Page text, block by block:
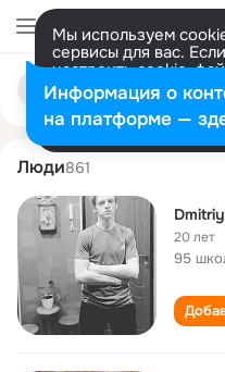
Мы используем
сервисы для вас.
настроить cookie-
представитель.
Разрешить все
Поиск
людям
dmitriy reutov
Люди861
20 лет
95
Информация о
на платформе —